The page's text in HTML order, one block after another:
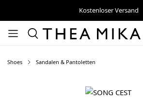
Kostenloser Versand
Shoes Sandalen & Pantoletten
Bildergalerie überspringen